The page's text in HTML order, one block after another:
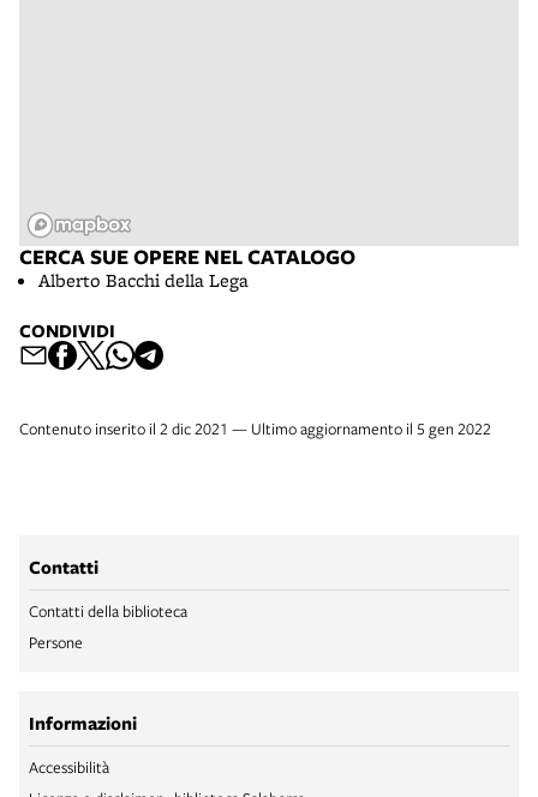
CERCA SUE OPERE NEL CATALOGO
Alberto Bacchi della Lega
CONDIVIDI
Contenuto inserito il 2 dic 2021 — Ultimo aggiornamento il 5 gen 2022
Contatti
Contatti della biblioteca
Persone
Informazioni
Accessibilità